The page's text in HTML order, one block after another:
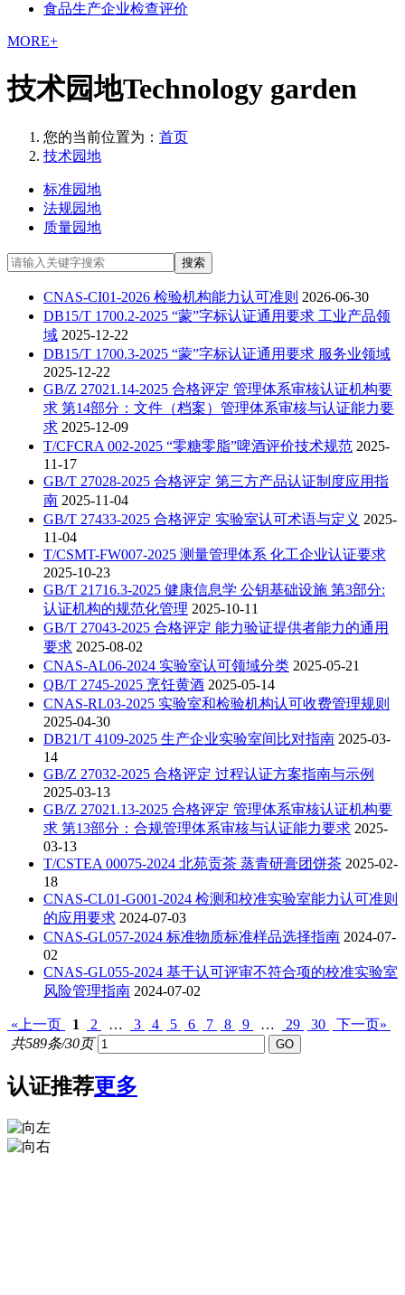
食品生产企业检查评价
MORE+
技术园地Technology garden
您的当前位置为： 首页
技术园地
标准园地
法规园地
质量园地
搜索
CNAS-CI01-2026 检验机构能力认可准则 2026-06-30
DB15/T 1700.2-2025 “蒙”字标认证通用要求 工业产品领
域 2025-12-22
DB15/T 1700.3-2025 “蒙”字标认证通用要求 服务业领域
2025-12-22
GB/Z 27021.14-2025 合格评定 管理体系审核认证机构要
求 第14部分：文件（档案）管理体系审核与认证能力要
求 2025-12-09
T/CFCRA 002-2025 “零糖零脂”啤酒评价技术规范 2025-
11-17
GB/T 27028-2025 合格评定 第三方产品认证制度应用指
南 2025-11-04
GB/T 27433-2025 合格评定 实验室认可术语与定义 2025-
11-04
T/CSMT-FW007-2025 测量管理体系 化工企业认证要求
2025-10-23
GB/T 21716.3-2025 健康信息学 公钥基础设施 第3部分:
认证机构的规范化管理 2025-10-11
GB/T 27043-2025 合格评定 能力验证提供者能力的通用
要求 2025-08-02
CNAS-AL06-2024 实验室认可领域分类 2025-05-21
QB/T 2745-2025 烹饪黄酒 2025-05-14
CNAS-RL03-2025 实验室和检验机构认可收费管理规则
2025-04-30
DB21/T 4109-2025 生产企业实验室间比对指南 2025-03-
14
GB/Z 27032-2025 合格评定 过程认证方案指南与示例
2025-03-13
GB/Z 27021.13-2025 合格评定 管理体系审核认证机构要
求 第13部分：合规管理体系审核与认证能力要求 2025-
03-13
T/CSTEA 00075-2024 北苑贡茶 蒸青研膏团饼茶 2025-02-
18
CNAS-CL01-G001-2024 检测和校准实验室能力认可准则
的应用要求 2024-07-03
CNAS-GL057-2024 标准物质标准样品选择指南 2024-07-
02
CNAS-GL055-2024 基于认可评审不符合项的校准实验室
风险管理指南 2024-07-02
«上一页 1 2 … 3 4 5 6 7 8 9 … 29 30
下一页»
共589条/30页
认证推荐更多